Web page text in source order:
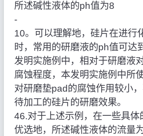
所述碱性液体的ph值为8
‑
10。可以理解地，硅片在进行
时，常用的研磨液的ph值可达
发明实施例中，相对于研磨液
腐蚀程度，本发明实施例中所
对研磨垫pad的腐蚀作用较小
待加工的硅片的研磨效果。
46.对于上述示例，在一些具体
优选地，所述碱性液体的流量